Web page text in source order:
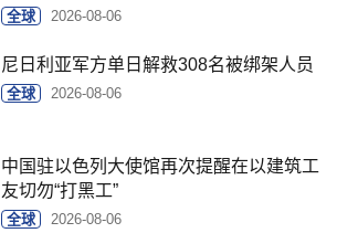
全球 2026-08-06
尼日利亚军方单日解救308名被绑架人员
全球 2026-08-06
中国驻以色列大使馆再次提醒在以建筑工
友切勿“打黑工”
全球 2026-08-06